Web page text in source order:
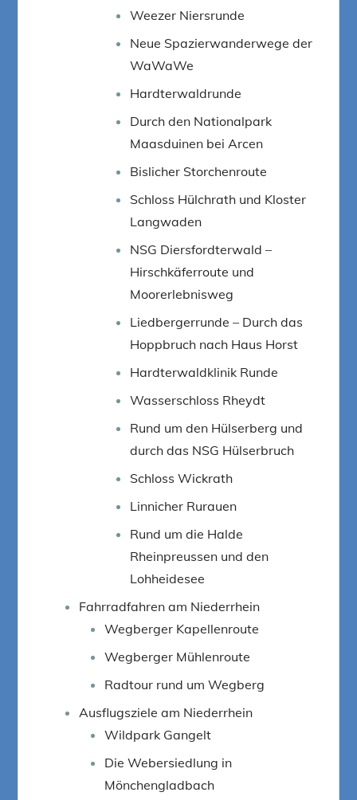
Weezer Niersrunde
Neue Spazierwanderwege der
WaWaWe
Hardterwaldrunde
Durch den Nationalpark
Maasduinen bei Arcen
Bislicher Storchenroute
Schloss Hülchrath und Kloster
Langwaden
NSG Diersfordterwald –
Hirschkäferroute und
Moorerlebnisweg
Liedbergerrunde – Durch das
Hoppbruch nach Haus Horst
Hardterwaldklinik Runde
Wasserschloss Rheydt
Rund um den Hülserberg und
durch das NSG Hülserbruch
Schloss Wickrath
Linnicher Rurauen
Rund um die Halde
Rheinpreussen und den
Lohheidesee
Fahrradfahren am Niederrhein
Wegberger Kapellenroute
Wegberger Mühlenroute
Radtour rund um Wegberg
Ausflugsziele am Niederrhein
Wildpark Gangelt
Die Webersiedlung in
Mönchengladbach